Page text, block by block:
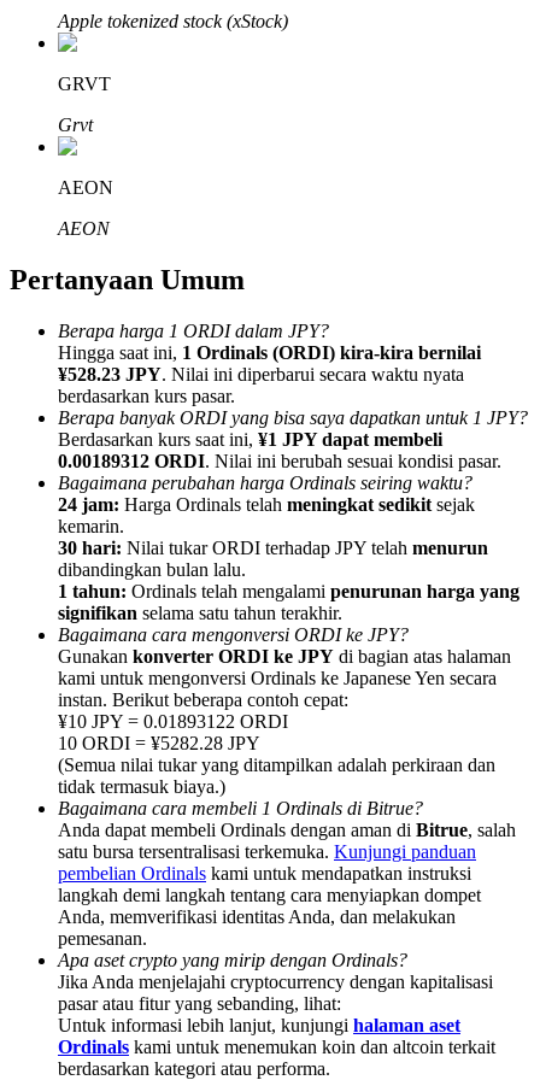
Referensi
Undang teman untuk mendapatkan imbalan tunai
BTC Welcome Rewards
BTC Welcome Rewards
Deposit & Trade BTC to Share 25000 USDT prize pool!
Deposit CASHCAT & Win
Share 500000 CASHCAT prize pool
Apple tokenized stock (xStock)
GRVT
Grvt
AEON
AEON
Pertanyaan Umum
Berapa harga 1 ORDI dalam JPY?
Hingga saat ini, 1 Ordinals (ORDI) kira-kira bernilai
¥528.23 JPY. Nilai ini diperbarui secara waktu nyata
berdasarkan kurs pasar.
Berapa banyak ORDI yang bisa saya dapatkan untuk 1 JPY?
Berdasarkan kurs saat ini, ¥1 JPY dapat membeli
0.00189312 ORDI. Nilai ini berubah sesuai kondisi pasar.
Bagaimana perubahan harga Ordinals seiring waktu?
24 jam: Harga Ordinals telah meningkat sedikit sejak
kemarin.
30 hari: Nilai tukar ORDI terhadap JPY telah menurun
dibandingkan bulan lalu.
1 tahun: Ordinals telah mengalami penurunan harga yang
signifikan selama satu tahun terakhir.
Bagaimana cara mengonversi ORDI ke JPY?
Gunakan konverter ORDI ke JPY di bagian atas halaman
kami untuk mengonversi Ordinals ke Japanese Yen secara
instan. Berikut beberapa contoh cepat:
¥10 JPY = 0.01893122 ORDI
10 ORDI = ¥5282.28 JPY
(Semua nilai tukar yang ditampilkan adalah perkiraan dan
tidak termasuk biaya.)
Bagaimana cara membeli 1 Ordinals di Bitrue?
Anda dapat membeli Ordinals dengan aman di Bitrue, salah
satu bursa tersentralisasi terkemuka. Kunjungi panduan
pembelian Ordinals kami untuk mendapatkan instruksi
langkah demi langkah tentang cara menyiapkan dompet
Anda, memverifikasi identitas Anda, dan melakukan
pemesanan.
Apa aset crypto yang mirip dengan Ordinals?
Jika Anda menjelajahi cryptocurrency dengan kapitalisasi
pasar atau fitur yang sebanding, lihat:
Untuk informasi lebih lanjut, kunjungi halaman aset
Ordinals kami untuk menemukan koin dan altcoin terkait
berdasarkan kategori atau performa.